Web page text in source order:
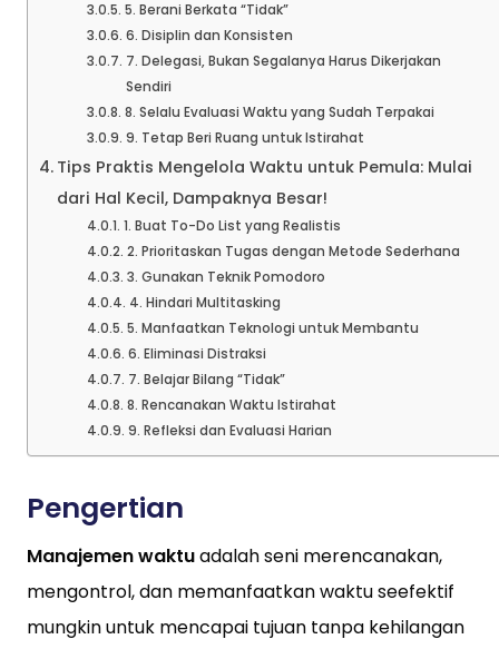
5. Berani Berkata “Tidak”
6. Disiplin dan Konsisten
7. Delegasi, Bukan Segalanya Harus Dikerjakan
Sendiri
8. Selalu Evaluasi Waktu yang Sudah Terpakai
9. Tetap Beri Ruang untuk Istirahat
Tips Praktis Mengelola Waktu untuk Pemula: Mulai
dari Hal Kecil, Dampaknya Besar!
1. Buat To-Do List yang Realistis
2. Prioritaskan Tugas dengan Metode Sederhana
3. Gunakan Teknik Pomodoro
4. Hindari Multitasking
5. Manfaatkan Teknologi untuk Membantu
6. Eliminasi Distraksi
7. Belajar Bilang “Tidak”
8. Rencanakan Waktu Istirahat
9. Refleksi dan Evaluasi Harian
Pengertian
Manajemen waktuadalah seni merencanakan,
mengontrol, dan memanfaatkan waktu seefektif
mungkin untuk mencapai tujuan tanpa kehilangan